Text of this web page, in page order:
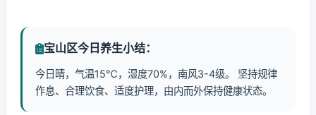
宝山区今日养生小结：
今日晴，气温15℃，湿度70%，南风3-4级。 坚持规律
作息、合理饮食、适度护理，由内而外保持健康状态。